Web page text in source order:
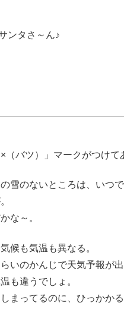
ンタさ～ん♪
バツ）」マークがつけて
雪のないところは、いつで
な～。
候も気温も異なる。
いのかんじで天気予報が出
も違うでしょ。
まってるのに、ひっかかる